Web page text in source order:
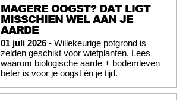
MAGERE OOGST? DAT LIGT
MISSCHIEN WEL AAN JE
AARDE
01 juli 2026 - Willekeurige potgrond is
zelden geschikt voor wietplanten. Lees
waarom biologische aarde + bodemleven
beter is voor je oogst én je tijd.